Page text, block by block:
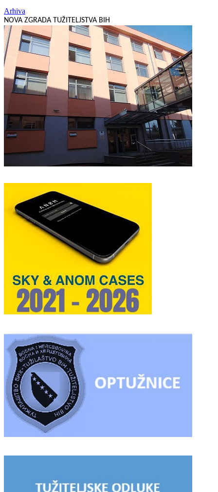
Arhiva
NOVA ZGRADA TUŽITELJSTVA BIH